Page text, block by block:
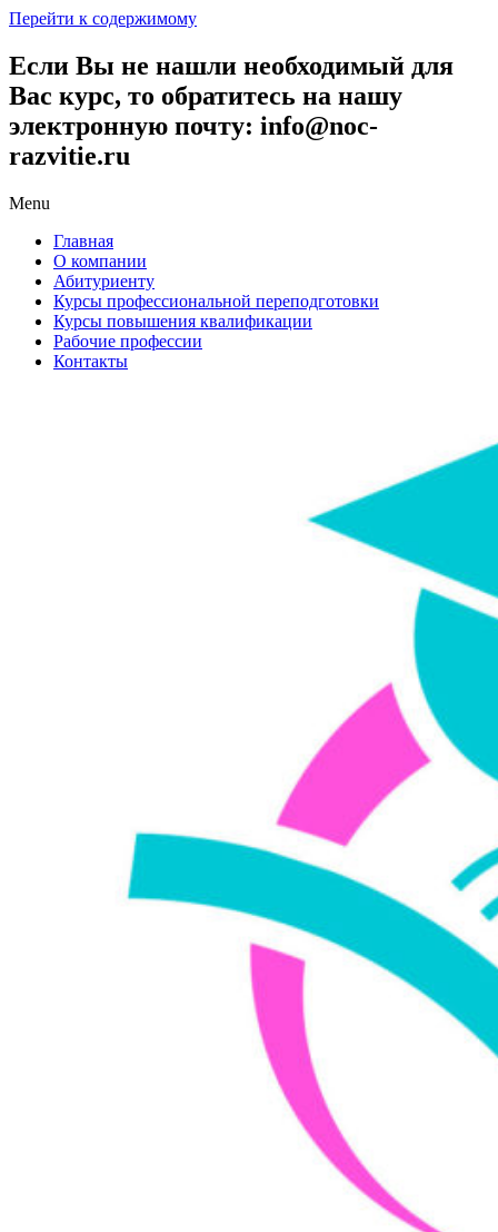
Перейти к содержимому
Если Вы не нашли необходимый для
Вас курс, то обратитесь на нашу
электронную почту: info@noc-
razvitie.ru
Menu
Главная
О компании
Абитуриенту
Курсы профессиональной переподготовки
Курсы повышения квалификации
Рабочие профессии
Контакты